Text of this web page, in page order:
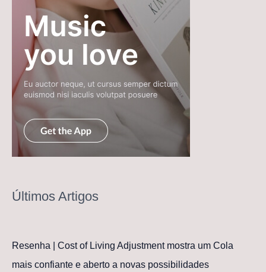
Últimos Artigos
Resenha | Cost of Living Adjustment mostra um Cola
mais confiante e aberto a novas possibilidades